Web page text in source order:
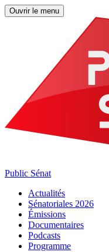
Ouvrir le menu
Public Sénat
Actualités
Sénatoriales 2026
Émissions
Documentaires
Podcasts
Programme